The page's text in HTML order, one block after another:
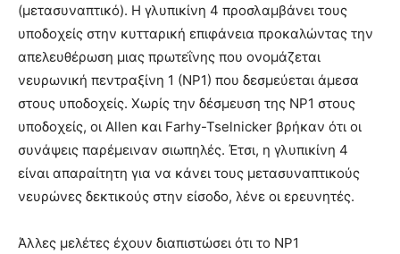
(μετασυναπτικό). Η γλυπικίνη 4 προσλαμβάνει τους
υποδοχείς στην κυτταρική επιφάνεια προκαλώντας την
απελευθέρωση μιας πρωτεΐνης που ονομάζεται
νευρωνική πεντραξίνη 1 (ΝΡ1) που δεσμεύεται άμεσα
στους υποδοχείς. Χωρίς την δέσμευση της ΝΡ1 στους
υποδοχείς, οι Allen και Farhy-Tselnicker βρήκαν ότι οι
συνάψεις παρέμειναν σιωπηλές. Έτσι, η γλυπικίνη 4
είναι απαραίτητη για να κάνει τους μετασυναπτικούς
νευρώνες δεκτικούς στην είσοδο, λένε οι ερευνητές.
Άλλες μελέτες έχουν διαπιστώσει ότι το NP1